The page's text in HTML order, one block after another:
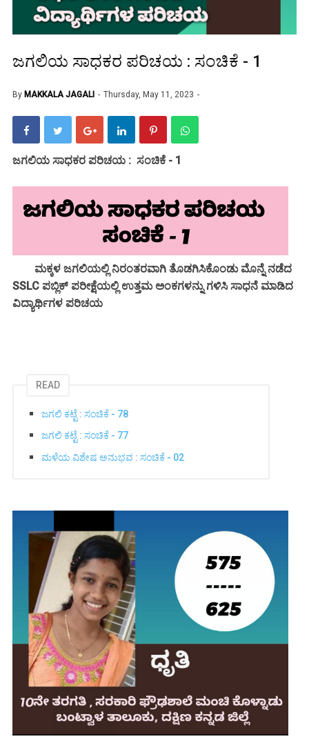
ಜಗಲಿಯ ಸಾಧಕರ ಪರಿಚಯ : ಸಂಚಿಕೆ - 1
By MAKKALA JAGALI Thursday, May 11, 2023
ಜಗಲಿಯ ಸಾಧಕರ ಪರಿಚಯ : ಸಂಚಿಕೆ - 1
ಮಕ್ಕಳ ಜಗಲಿಯಲ್ಲಿ ನಿರಂತರವಾಗಿ ತೊಡಗಿಸಿಕೊಂಡು ಮೊನ್ನೆ ನಡೆದ
SSLC ಪಬ್ಲಿಕ್ ಪರೀಕ್ಷೆಯಲ್ಲಿ ಉತ್ತಮ ಅಂಕಗಳನ್ನು ಗಳಿಸಿ ಸಾಧನೆ ಮಾಡಿದ
ವಿದ್ಯಾರ್ಥಿಗಳ ಪರಿಚಯ
READ
ಜಗಲಿ ಕಟ್ಟೆ : ಸಂಚಿಕೆ - 78
ಜಗಲಿ ಕಟ್ಟೆ : ಸಂಚಿಕೆ - 77
ಮಳೆಯ ವಿಶೇಷ ಅನುಭವ : ಸಂಚಿಕೆ - 02